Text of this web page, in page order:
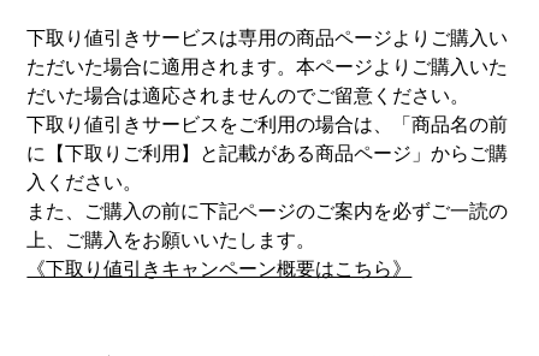
下取り値引きサービスは専用の商品ページよりご購入い
ただいた場合に適用されます。本ページよりご購入いた
だいた場合は適応されませんのでご留意ください。
下取り値引きサービスをご利用の場合は、「商品名の前
に【下取りご利用】と記載がある商品ページ」からご購
入ください。
また、ご購入の前に下記ページのご案内を必ずご一読の
上、ご購入をお願いいたします。
《下取り値引きキャンペーン概要はこちら》